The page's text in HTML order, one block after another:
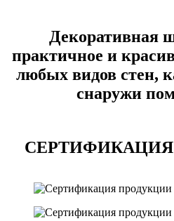
Декоративная
практичное и
любых видов стен,
снаружи